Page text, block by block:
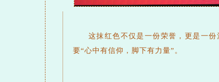
这抹红色不仅是一份荣誉，更是一
要“心中有信仰，脚下有力量”。